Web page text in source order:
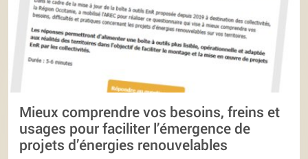
Mieux comprendre vos besoins, freins et
usages pour faciliter l’émergence de
projets d’énergies renouvelables